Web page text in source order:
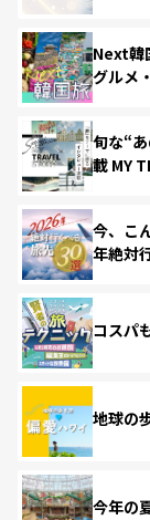
Next韓
グルメ
旬な“
載 MY
今、こ
年絶対
コスパ
地球の
今年の